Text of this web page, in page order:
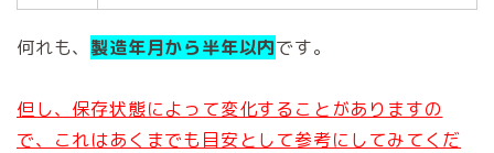
何れも、製造年月から半年以内です。
但し、保存状態によって変化することがありますの
で、これはあくまでも目安として参考にしてみてくだ